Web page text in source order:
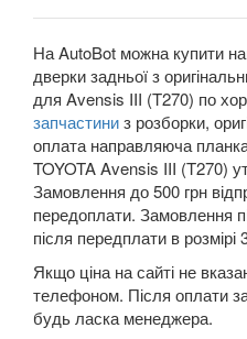
SEAT
SKODA
SMART
SUBARU
SUZUKI
TESLA
На AutoBot можна купити
дверки задньої з
для Avensis III (T270) по
запчастиниз розборки,
оплата направляюча
TOYOTA Avensis III (T270)
Замовлення до 500 грн
передоплати. Замовлення
після передплати в розмірі
Якщо ціна на сайті не
телефоном. Після оплати
будь ласка менеджера.